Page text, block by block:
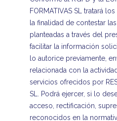
FORMATIVAS SL tratará
la finalidad de contestar
planteadas a través del
facilitar la información
lo autorice previamente,
relacionada con la
servicios ofrecidos por
SL. Podrá ejercer, si lo
acceso, rectificación,
reconocidos en la